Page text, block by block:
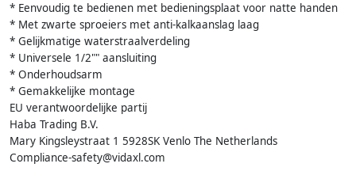
* Eenvoudig te bedienen met bedieningsplaat voor natte handen
* Met zwarte sproeiers met anti-kalkaanslag laag
* Gelijkmatige waterstraalverdeling
* Universele 1/2"" aansluiting
* Onderhoudsarm
* Gemakkelijke montage
EU verantwoordelijke partij
Haba Trading B.V.
Mary Kingsleystraat 1 5928SK Venlo The Netherlands
Compliance-safety@vidaxl.com